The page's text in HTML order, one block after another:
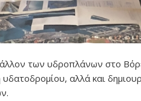
των υδροπλάνων στο
αλλά και